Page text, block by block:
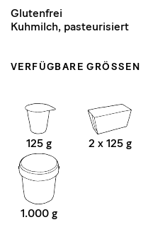
Glutenfrei
Kuhmilch, pasteurisiert
VERFÜGBARE GRÖSSEN
125 g 2 x 125 g
1.000 g